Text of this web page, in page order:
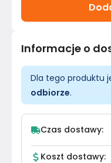
Informacje o
Dla tego produktu
odbiorze.
Czas dostawy:
Koszt dostawy: